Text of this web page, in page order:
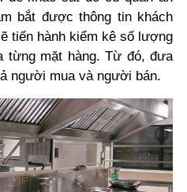
bắt được thông tin khách
tiến hành kiểm kê số lượng
từng mặt hàng. Từ đó, đưa
người mua và người bán.